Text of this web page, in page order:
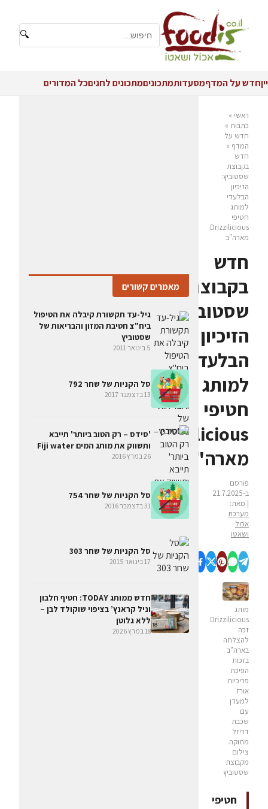
🔍
ייןחדש על המדףמסעדותמתכוניםמתכונים לחגיםכל המדורים
ראשי »
כתבות »
חדש על
המדף »
חדש
בקבוצת
שסטוביץ:
הזיכיון
הבלעדי
למותג
חטיפי
Drizzilicious
מארה"ב
חדש
בקבוצת
שסטוביץ:
הזיכיון
הבלעדי
למותג
חטיפי
Drizzilicious
מארה"ב
פורסם
ב-21.7.2025
| מאת:
מערכת
אכול
ושאטו
מותג
Drizzilicious
זכה
להצלחה
בארה"ב
בזכות
הפיכת
פריכיות
אורז
למעדן
עם
שכבת
דריזל
מתוקה.
צילום
מקבוצת
שסטוביץ
חטיפי
מאמרים קשורים
גיל-עד תקשורת קיבלה את הטיפול
ביח"צ חטיבת המזון והבריאות של
שסטוביץ
5 בינואר 2011
סל הקניות של שחר 792
13 בדצמבר 2017
'סידס – רק הטוב ביותר' תייבא
ותשווק את מותג המים Fiji water
26 במרץ 2016
סל הקניות של שחר 754
31 בדצמבר 2016
סל הקניות של שחר 303
17 בינואר 2015
חדש ממותג TODAY: חטיף חלבון
וניל קראנץ’ בציפוי שוקולד לבן –
ללא גלוטן
18 במרץ 2026